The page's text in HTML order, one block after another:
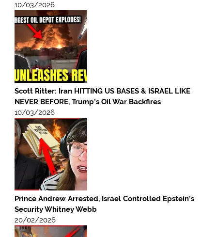
10/03/2026
Scott Ritter: Iran HITTING US BASES & ISRAEL LIKE
NEVER BEFORE, Trump’s Oil War Backfires
10/03/2026
Prince Andrew Arrested, Israel Controlled Epstein’s
Security Whitney Webb
20/02/2026